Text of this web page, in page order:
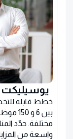
يوسيليكت
خطط قابلة
بين 6
مختلفة. حدّد
واسعة من